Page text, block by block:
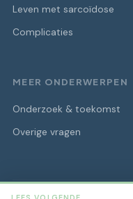
Leven met sarcoïdose
Complicaties
MEER ONDERWERPEN
Onderzoek & toekomst
Overige vragen